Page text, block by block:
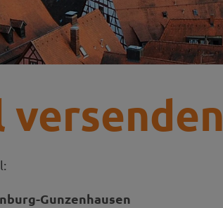
versenden
Gunzenhausen